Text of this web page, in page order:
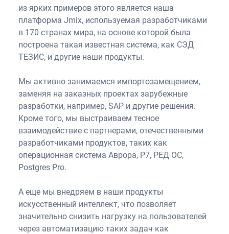
из ярких примеров этого является наша
платформа Jmix, используемая разработчиками
в 170 странах мира, на основе которой была
построена такая известная система, как СЭД
ТЕЗИС, и другие наши продукты.
Мы активно занимаемся импортозамещением,
заменяя на заказных проектах зарубежные
разработки, например, SAP и другие решения.
Кроме того, мы выстраиваем тесное
взаимодействие с партнерами, отечественными
разработчиками продуктов, таких как
операционная система Аврора, Р7, РЕД ОС,
Postgres Pro.
А еще мы внедряем в наши продукты
искусственный интеллект, что позволяет
значительно снизить нагрузку на пользователей
через автоматизацию таких задач как